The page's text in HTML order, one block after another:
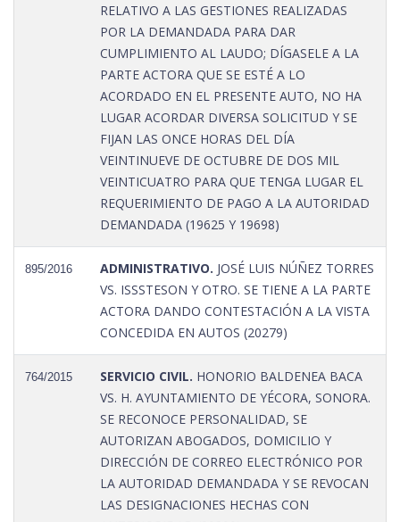
RELATIVO A LAS GESTIONES REALIZADAS
POR LA DEMANDADA PARA DAR
CUMPLIMIENTO AL LAUDO; DÍGASELE A LA
PARTE ACTORA QUE SE ESTÉ A LO
ACORDADO EN EL PRESENTE AUTO, NO HA
LUGAR ACORDAR DIVERSA SOLICITUD Y SE
FIJAN LAS ONCE HORAS DEL DÍA
VEINTINUEVE DE OCTUBRE DE DOS MIL
VEINTICUATRO PARA QUE TENGA LUGAR EL
REQUERIMIENTO DE PAGO A LA AUTORIDAD
DEMANDADA (19625 Y 19698)
895/2016 ADMINISTRATIVO. JOSÉ LUIS NÚÑEZ TORRES
VS. ISSSTESON Y OTRO. SE TIENE A LA PARTE
ACTORA DANDO CONTESTACIÓN A LA VISTA
CONCEDIDA EN AUTOS (20279)
764/2015 SERVICIO CIVIL. HONORIO BALDENEA BACA
VS. H. AYUNTAMIENTO DE YÉCORA, SONORA.
SE RECONOCE PERSONALIDAD, SE
AUTORIZAN ABOGADOS, DOMICILIO Y
DIRECCIÓN DE CORREO ELECTRÓNICO POR
LA AUTORIDAD DEMANDADA Y SE REVOCAN
LAS DESIGNACIONES HECHAS CON